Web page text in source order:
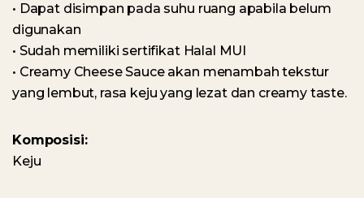
• Dapat disimpan pada suhu ruang apabila belum
digunakan
• Sudah memiliki sertifikat Halal MUI
• Creamy Cheese Sauce akan menambah tekstur
yang lembut, rasa keju yang lezat dan creamy taste.
Komposisi:
Keju